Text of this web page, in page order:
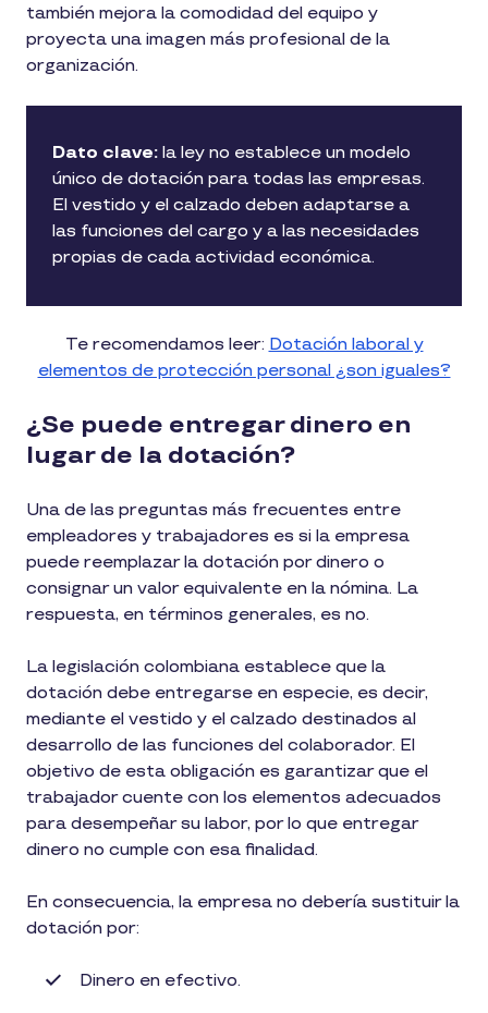
también mejora la comodidad del equipo y
proyecta una imagen más profesional de la
organización.
Dato clave: la ley no establece un modelo
único de dotación para todas las empresas.
El vestido y el calzado deben adaptarse a
las funciones del cargo y a las necesidades
propias de cada actividad económica.
Te recomendamos leer: Dotación laboral y
elementos de protección personal ¿son iguales?
¿Se puede entregar dinero en
lugar de la dotación?
Una de las preguntas más frecuentes entre
empleadores y trabajadores es si la empresa
puede reemplazar la dotación por dinero o
consignar un valor equivalente en la nómina. La
respuesta, en términos generales, es no.
La legislación colombiana establece que la
dotación debe entregarse en especie, es decir,
mediante el vestido y el calzado destinados al
desarrollo de las funciones del colaborador. El
objetivo de esta obligación es garantizar que el
trabajador cuente con los elementos adecuados
para desempeñar su labor, por lo que entregar
dinero no cumple con esa finalidad.
En consecuencia, la empresa no debería sustituir la
dotación por:
Dinero en efectivo.